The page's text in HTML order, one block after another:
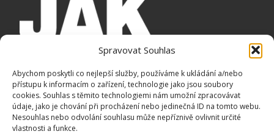
Spravovat Souhlas
Abychom poskytli co nejlepší služby, používáme k ukládání a/nebo
přístupu k informacím o zařízení, technologie jako jsou soubory
cookies. Souhlas s těmito technologiemi nám umožní zpracovávat
údaje, jako je chování při procházení nebo jedinečná ID na tomto webu.
Nesouhlas nebo odvolání souhlasu může nepříznivě ovlivnit určité
vlastnosti a funkce.